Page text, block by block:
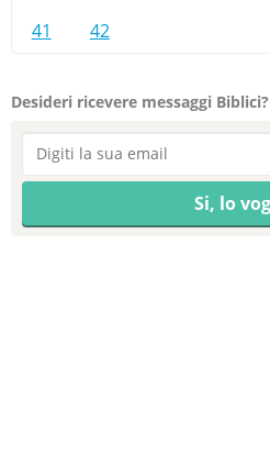
41
42
Desideri ricevere messaggi Biblici?